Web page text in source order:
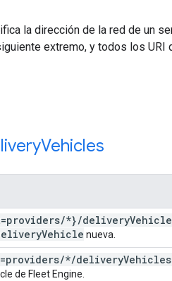
la dirección de la red de un
extremo, y todos los URI
Vehicles
/*}/delivery
Vehicle nueva.
/*/deliveryVehicles
de Fleet Engine.